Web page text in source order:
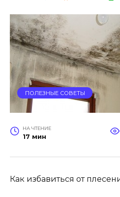
ПОЛЕЗНЫЕ СОВЕТЫ
НА ЧТЕНИЕ
17 мин
Как избавиться от